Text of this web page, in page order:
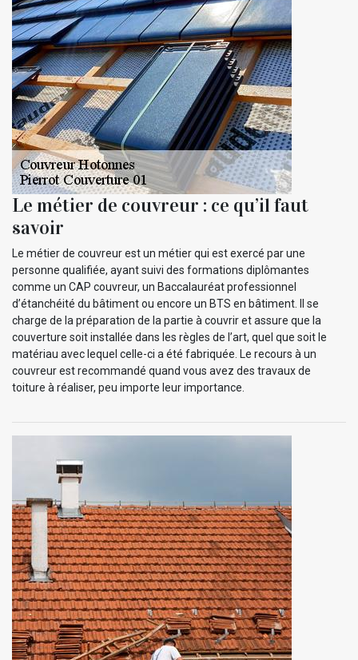
Le métier de couvreur : ce qu’il faut
savoir
Le métier de couvreur est un métier qui est exercé par une
personne qualifiée, ayant suivi des formations diplômantes
comme un CAP couvreur, un Baccalauréat professionnel
d’étanchéité du bâtiment ou encore un BTS en bâtiment. Il se
charge de la préparation de la partie à couvrir et assure que la
couverture soit installée dans les règles de l’art, quel que soit le
matériau avec lequel celle-ci a été fabriquée. Le recours à un
couvreur est recommandé quand vous avez des travaux de
toiture à réaliser, peu importe leur importance.